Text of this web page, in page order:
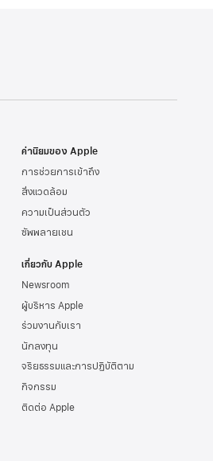
ค่านิยมของ Apple
การช่วยการเข้าถึง
สิ่งแวดล้อม
ความเป็นส่วนตัว
ซัพพลายเชน
เกี่ยวกับ Apple
Newsroom
ผู้บริหาร Apple
ร่วมงานกับเรา
นักลงทุน
จริยธรรมและการปฏิบัติตาม
กิจกรรม
ติดต่อ Apple